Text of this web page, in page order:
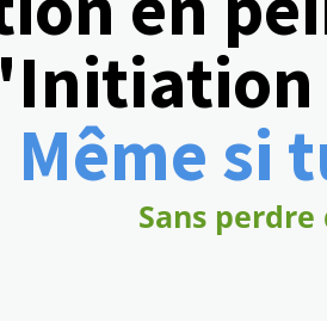
Même si
Sans perdre